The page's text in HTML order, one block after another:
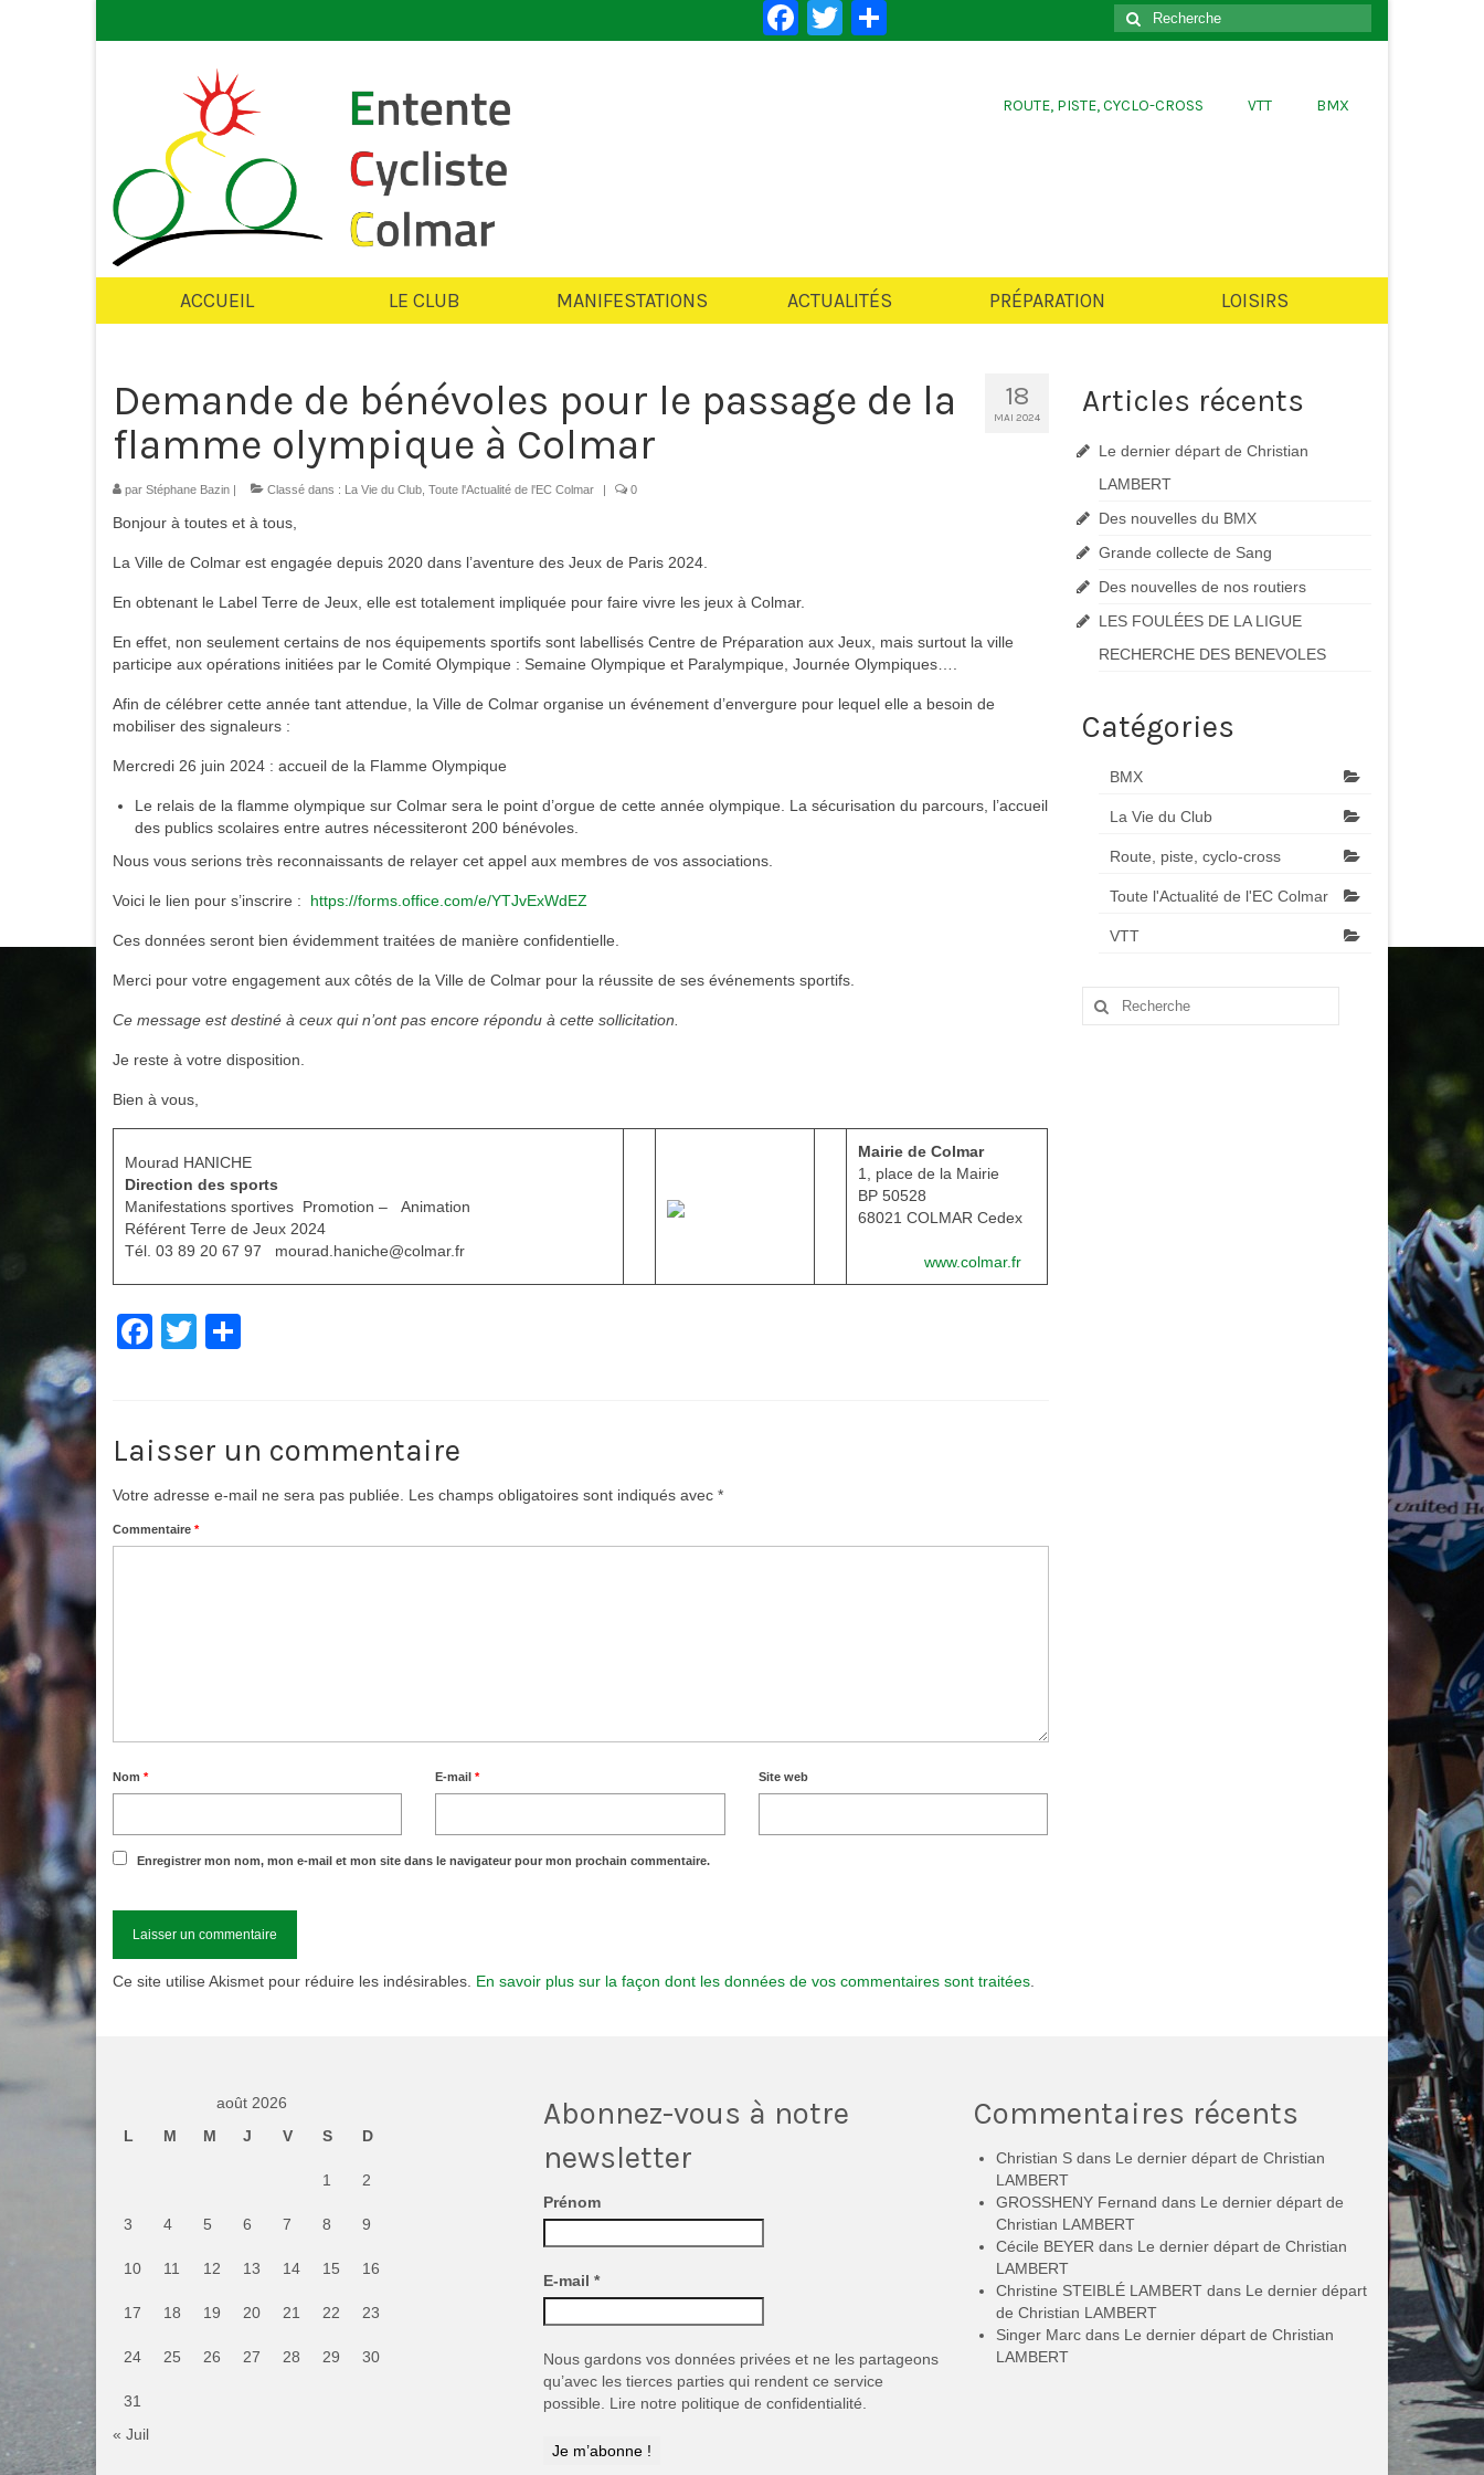
Facebook
Twitter
Rechercher
:
ROUTE, PISTE, CYCLO-CROSS VTT BMX
ACCUEIL LE CLUB MANIFESTATIONS ACTUALITÉS PRÉPARATION LOISIRS
18
MAI 2024
Demande de bénévoles pour le passage de la
flamme olympique à Colmar
par Stéphane Bazin Classé dans : La Vie du Club Toute l'Actualité de l'EC Colmar 0
Bonjour à toutes et à tous,
La Ville de Colmar est engagée depuis 2020 dans l’aventure des Jeux de Paris 2024.
En obtenant le Label Terre de Jeux, elle est totalement impliquée pour faire vivre les jeux à Colmar.
En effet, non seulement certains de nos équipements sportifs sont labellisés Centre de Préparation aux Jeux, mais surtout la ville
participe aux opérations initiées par le Comité Olympique : Semaine Olympique et Paralympique, Journée Olympiques….
Afin de célébrer cette année tant attendue, la Ville de Colmar organise un événement d’envergure pour lequel elle a besoin de
mobiliser des signaleurs :
Mercredi 26 juin 2024 : accueil de la Flamme Olympique
Le relais de la flamme olympique sur Colmar sera le point d’orgue de cette année olympique. La sécurisation du parcours, l’accueil
des publics scolaires entre autres nécessiteront 200 bénévoles.
Nous vous serions très reconnaissants de relayer cet appel aux membres de vos associations.
Voici le lien pour s’inscrire : https://forms.office.com/e/YTJvExWdEZ
Ces données seront bien évidemment traitées de manière confidentielle.
Merci pour votre engagement aux côtés de la Ville de Colmar pour la réussite de ses événements sportifs.
Ce message est destiné à ceux qui n’ont pas encore répondu à cette sollicitation.
Je reste à votre disposition.
Bien à vous,
Mourad HANICHE
Direction des sports
Manifestations sportives Promotion – Animation
​Référent Terre de Jeux 2024
Tél. 03 89 20 67 97 mourad.haniche@colmar.fr
Mairie de Colmar
1, place de la Mairie
BP 50528
68021 COLMAR Cedex
www.colmar.fr
Facebook
Twitter
Laisser un commentaire
Votre adresse e-mail ne sera pas publiée. Les champs obligatoires sont indiqués avec *
Commentaire *
Nom * E-mail* Site web
Enregistrer mon nom, mon e-mail et mon site dans le navigateur pour mon prochain commentaire.
Ce site utilise Akismet pour réduire les indésirables. En savoir plus sur la façon dont les données de vos commentaires sont traitées.
Articles récents
Le dernier départ de Christian
LAMBERT
Des nouvelles du BMX
Grande collecte de Sang
Des nouvelles de nos routiers
LES FOULÉES DE LA LIGUE
RECHERCHE DES BENEVOLES
Catégories
BMX
La Vie du Club
Route, piste, cyclo-cross
Toute l'Actualité de l'EC Colmar
VTT
Rechercher
août 2026
L
M M J V S D
1 2
3 4 5 6 7 8 9
10 11 12 13 14 15 16
17 18 19 20 21 22 23
24 25 26 27 28 29 30
31
« Juil
Abonnez-vous à notre
newsletter
Prénom
E-mail *
Nous gardons vos données privées et ne les partageons
qu’avec les tierces parties qui rendent ce service
possible. Lire notre politique de confidentialité.
Commentaires récents
Christian Sdans Le dernier départ de Christian
LAMBERT
GROSSHENY Fernand dans Le dernier départ de
Christian LAMBERT
Cécile BEYERdans Le dernier départ de Christian
LAMBERT
Christine STEIBLÉ LAMBERTdans Le dernier départ
de Christian LAMBERT
Singer Marcdans Le dernier départ de Christian
LAMBERT